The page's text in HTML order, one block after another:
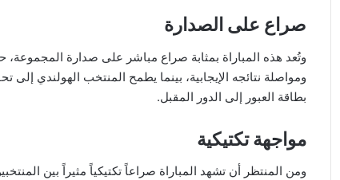
صراع على الصدارة
وتُعد هذه المباراة بمثابة صراع مباشر على صدارة
ومواصلة نتائجه الإيجابية، بينما يطمح المنتخب الهولندي
بطاقة العبور إلى الدور المقبل.
مواجهة تكتيكية
ومن المنتظر أن تشهد المباراة صراعاً تكتيكياً مثيراً بين